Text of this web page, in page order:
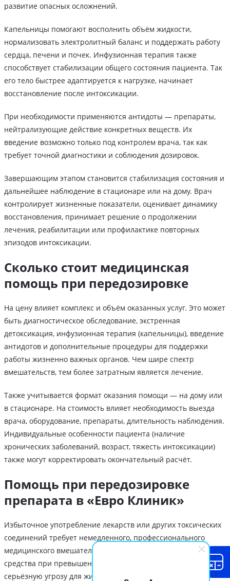
развитие опасных осложнений.
Капельницы помогают восполнить объём жидкости,
нормализовать электролитный баланс и поддержать работу
сердца, печени и почек. Инфузионная терапия также
способствует стабилизации общего состояния пациента. Так
его тело быстрее адаптируется к нагрузке, начинает
восстановление после интоксикации.
При необходимости применяются антидоты — препараты,
нейтрализующие действие конкретных веществ. Их
введение возможно только под контролем врача, так как
требует точной диагностики и соблюдения дозировок.
Завершающим этапом становится стабилизация состояния и
дальнейшее наблюдение в стационаре или на дому. Врач
контролирует жизненные показатели, оценивает динамику
восстановления, принимает решение о продолжении
лечения, реабилитации или профилактике повторных
эпизодов интоксикации.
Сколько стоит медицинская
помощь при передозировке
На цену влияет комплекс и объём оказанных услуг. Это может
быть диагностическое обследование, экстренная
детоксикация, инфузионная терапия (капельницы), введение
антидотов и дополнительные процедуры для поддержки
работы жизненно важных органов. Чем шире спектр
вмешательств, тем более затратным является лечение.
Также учитывается формат оказания помощи — на дому или
в стационаре. На стоимость влияет необходимость выезда
врача, оборудование, препараты, длительность наблюдения.
Индивидуальные особенности пациента (наличие
хронических заболеваний, возраст, тяжесть интоксикации)
также могут корректировать окончательный расчёт.
Помощь при передозировке
препарата в «Евро Клиник»
Избыточное употребление лекарств или других токсических
соединений требует немедленного, профессионального
медицинского вмешательства, так как даже привычные
средства при превышении дозы могут представлять
серьёзную угрозу для жизни. В частной наркологической